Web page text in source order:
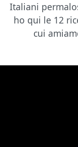
Italiani
ho qui le 12
cui